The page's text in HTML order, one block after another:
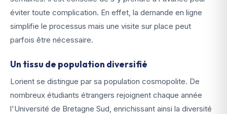
éviter toute complication. En effet, la demande en ligne
simplifie le processus mais une visite sur place peut
parfois être nécessaire.
Un tissu de population diversifié
Lorient se distingue par sa population cosmopolite. De
nombreux étudiants étrangers rejoignent chaque année
l'Université de Bretagne Sud, enrichissant ainsi la diversité